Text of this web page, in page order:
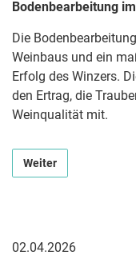
Bodenbearbeitung
Die
Weinbaus und ein
Erfolg des Winzers.
den Ertrag, die
Weinqualität mit.
Weiter
02.04.2026